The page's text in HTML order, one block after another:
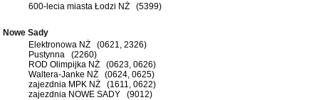
600-lecia miasta Łodzi NŻ (5399)
Nowe Sady
Elektronowa NŻ (0621, 2326)
Pustynna (2260)
ROD Olimpijka NŻ (0623, 0626)
Waltera-Janke NŻ (0624, 0625)
zajezdnia MPK NŻ (1611, 0622)
zajezdnia NOWE SADY (9012)